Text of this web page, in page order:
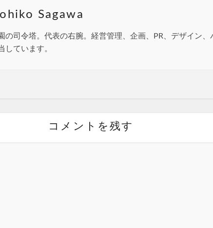
Sagawa
の司令塔。代表の右腕。経営管理、企画、PR、デザイン、
しています。
コメントを残す